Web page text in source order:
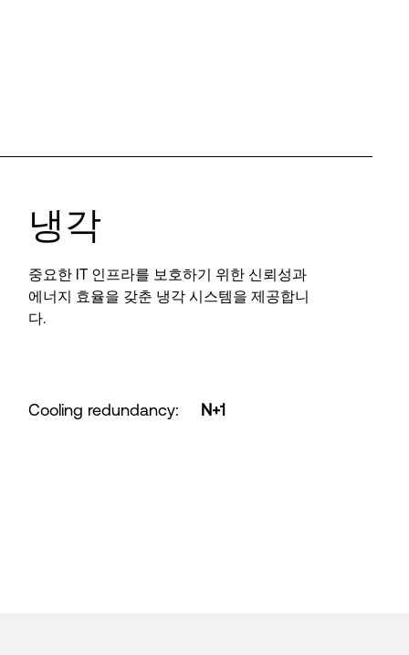
냉각
중요한 IT 인프라를 보호하기 위한 신뢰성과
에너지 효율을 갖춘 냉각 시스템을 제공합니
다.
Cooling redundancy: N+1